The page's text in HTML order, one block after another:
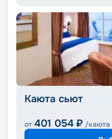
Каюта сьют
от 401 054 ₽ /каюта